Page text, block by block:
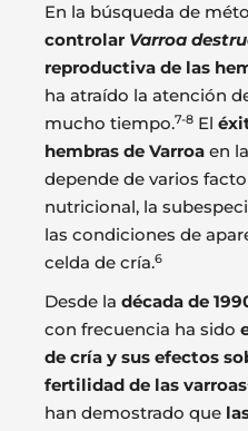
En la búsqueda de
controlar Varroa
reproductiva de las
ha atraído la atención
mucho tiempo.7-8 El
hembras de Varroa en
depende de varios
nutricional, la
las condiciones de
celda de cría.6
Desde la década de
con frecuencia ha sido
de cría y sus efectos
fertilidad de las varroas
han demostrado que